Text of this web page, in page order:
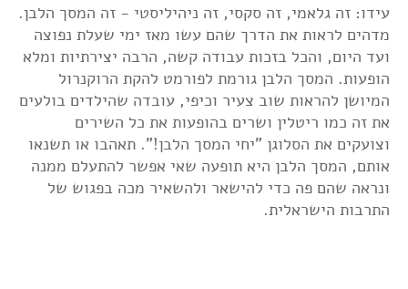
עידו: זה גלאמי, זה סקסי, זה ניהיליסטי - זה המסך הלבן.
מדהים לראות את הדרך שהם עשו מאז ימי שעלת נפוצה
ועד היום, והכל בזכות עבודה קשה, הרבה יצירתיות ומלא
הופעות. המסך הלבן גורמת לפורמט להקת הרוקנרול
המיושן להראות שוב צעיר וכיפי, עובדה שהילדים בולעים
את זה כמו ריטלין ושרים בהופעות את כל השירים
וצועקים את הסלוגן "יחי המסך הלבן!". תאהבו או תשנאו
אותם, המסך הלבן היא תופעה שאי אפשר להתעלם ממנה
ונראה שהם פה כדי להישאר ולהשאיר מכה בפגוש של
התרבות הישראלית.